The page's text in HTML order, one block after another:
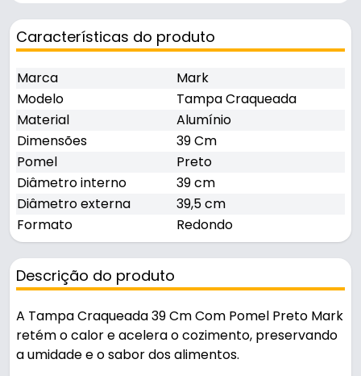
Características do produto
Marca
Mark
Modelo
Tampa Craqueada
Material
Alumínio
Dimensões
39 Cm
Pomel
Preto
Diâmetro interno
39 cm
Diâmetro externa
39,5 cm
Formato
Redondo
Descrição do produto
A Tampa Craqueada 39 Cm Com Pomel Preto Mark
retém o calor e acelera o cozimento, preservando
a umidade e o sabor dos alimentos.